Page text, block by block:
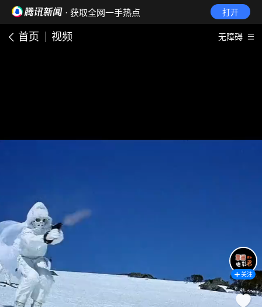
· 获取全网一手热点 打开
首页 视频 无障碍
关注